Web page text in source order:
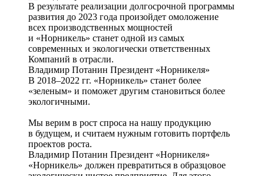
В результате реализации долгосрочной программы
развития до 2023 года произойдет омоложение
всех производственных мощностей
и «Норникель» станет одной из самых
современных и экологически ответственных
Компаний в отрасли.
Владимир Потанин Президент «Норникеля»
В 2018–2022 гг. «Норникель» станет более
«зеленым» и поможет другим становиться более
экологичными.
Мы верим в рост спроса на нашу продукцию
в будущем, и считаем нужным готовить портфель
проектов роста.
Владимир Потанин Президент «Норникеля»
«Норникель» должен превратиться в образцовое